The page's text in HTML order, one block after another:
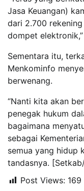
Jasa Keuangan)
dari 2.700
dompet
Sementara itu,
Menkominfo
berwenang.
“Nanti kita akan
penegak hukum
bagaimana
sebagai
semua yang hidup
tandasnya.
Post Views: 169